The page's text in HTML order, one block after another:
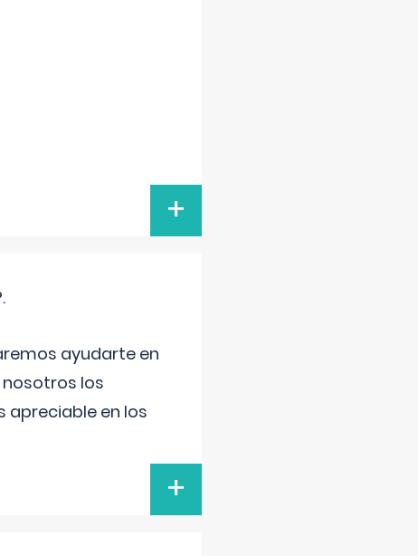
+
ayudarte en
nosotros los
apreciable en los
+